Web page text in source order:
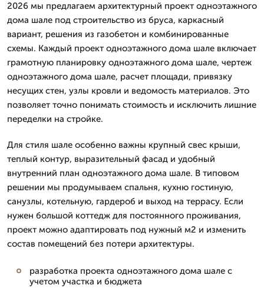
2026 мы предлагаем архитектурный проект одноэтажного
дома шале под строительство из бруса, каркасный
вариант, решения из газобетон и комбинированные
схемы. Каждый проект одноэтажного дома шале включает
грамотную планировку одноэтажного дома шале, чертеж
одноэтажного дома шале, расчет площади, привязку
несущих стен, узлы кровли и ведомость материалов. Это
позволяет точно понимать стоимость и исключить лишние
переделки на стройке.
Для стиля шале особенно важны крупный свес крыши,
теплый контур, выразительный фасад и удобный
внутренний план одноэтажного дома шале. В типовом
решении мы продумываем спальня, кухню гостиную,
санузлы, котельную, гардероб и выход на террасу. Если
нужен большой коттедж для постоянного проживания,
проект можно адаптировать под нужный м2 и изменить
состав помещений без потери архитектуры.
разработка проекта одноэтажного дома шале с
учетом участка и бюджета